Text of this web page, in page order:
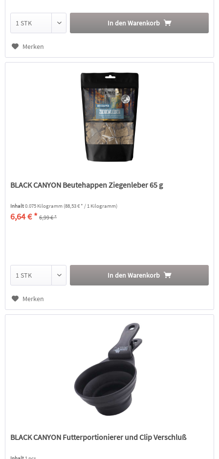
In den Warenkorb
Merken
BLACK CANYON Beutehappen Ziegenleber 65 g
Inhalt0.075 Kilogramm (88,53 € * / 1 Kilogramm)
6,64 € * 6,99 € *
In den Warenkorb
Merken
BLACK CANYON Futterportionierer und Clip Verschluß